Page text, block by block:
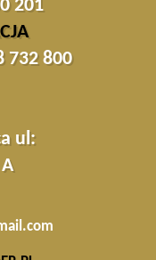
201
732 800
ul: